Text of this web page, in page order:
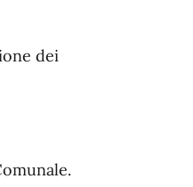
dei